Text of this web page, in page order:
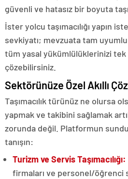
güvenli ve hatasız bir boyuta
İster yolcu taşımacılığı yapın
sevkiyatı; mevzuata tam uyumlu
tüm yasal yükümlülüklerinizi
çözebilirsiniz.
Sektörünüze Özel Akıllı
Taşımacılık türünüz ne olursa
yapmak ve takibini sağlamak
zorunda değil. Platformun
tanışın:
Turizm ve Servis Taşımacılığı:
firmaları ve personel/öğrenci